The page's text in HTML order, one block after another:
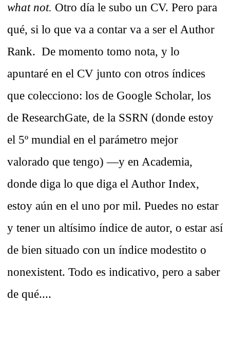
what not. Otro día le subo un CV. Pero para
qué, si lo que va a contar va a ser el Author
Rank. De momento tomo nota, y lo
apuntaré en el CV junto con otros índices
que colecciono: los de Google Scholar, los
de ResearchGate, de la SSRN (donde estoy
el 5º mundial en el parámetro mejor
valorado que tengo) —y en Academia,
donde diga lo que diga el Author Index,
estoy aún en el uno por mil. Puedes no estar
y tener un altísimo índice de autor, o estar así
de bien situado con un índice modestito o
nonexistent. Todo es indicativo, pero a saber
de qué....